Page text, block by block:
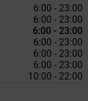
6:00 - 23:00
6:00 - 23:00
6:00 - 23:00
6:00 - 23:00
6:00 - 23:00
6:00 - 23:00
10:00 - 22:00